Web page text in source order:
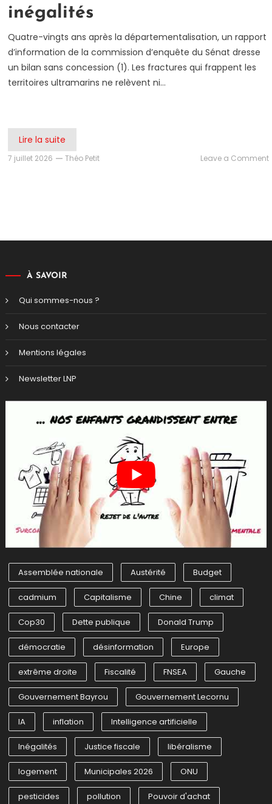
inégalités
Quatre-vingts ans après la départementalisation, un rapport
d’information de la commission d’enquête du Sénat dresse
un bilan sans concession (1). Les fractures qui frappent les
territoires ultramarins ne relèvent ni…
Lire la suite
7 juillet 2026 Théo Petit Leave a Comment
À SAVOIR
Qui sommes-nous ?
Nous contacter
Mentions légales
Newsletter LNP
Assemblée nationale Austérité Budget
cadmium Capitalisme Chine climat
Cop30 Dette publique Donald Trump
démocratie désinformation Europe
extrême droite Fiscalité FNSEA Gauche
Gouvernement Bayrou Gouvernement Lecornu
IA inflation Intelligence artificielle
Inégalités Justice fiscale libéralisme
logement Municipales 2026 ONU
pesticides pollution Pouvoir d'achat